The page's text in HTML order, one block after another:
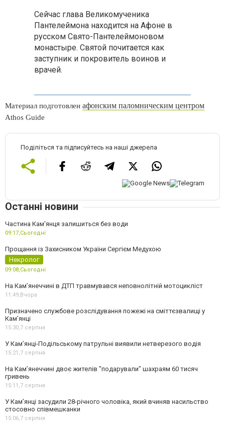
Сейчас глава Великомученика
Пантелеймона находится на Афоне в
русском Свято-Пантелеймоновом
монастыре. Святой почитается как
заступник и покровитель воинов и
врачей.
Материал подготовлен афонским паломническим центром
Athos Guide
Поділіться та підписуйтесь на наші джерела
Останні новини
Частина Кам'янця залишиться без води
09:17,Сьогодні
Прощання із Захисником України Сергієм Медухою
Некролог
09:08,Сьогодні
На Кам’янеччині в ДТП травмувався неповнолітній мотоцикліст
11:49,Вчора
Призначено службове розслідування пожежі на сміттєзвалищі у
Кам’янці
15:30,7 серпня
У Кам’янці-Подільському патрульні виявили нетверезого водія
15:21,7 серпня
На Камʼянеччині двоє жителів "подарували" шахраям 60 тисяч
гривень
15:11,7 серпня
У Камʼянці засудили 28-річного чоловіка, який вчиняв насильство
стосовно співмешканки
15:06,7 серпня